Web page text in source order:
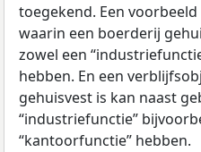
toegekend. Een
waarin een boerderij
zowel een
hebben. En een
gehuisvest is kan naast
“industriefunctie”
“kantoorfunctie” hebben.